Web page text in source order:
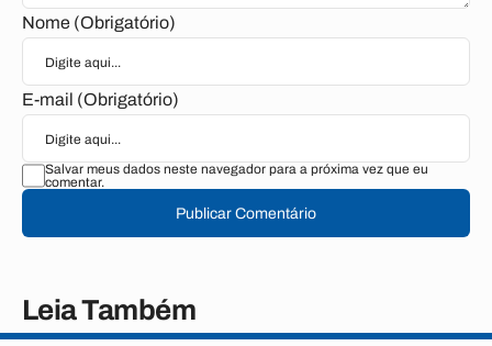
Nome (Obrigatório)
E-mail (Obrigatório)
Salvar meus dados neste navegador para a próxima vez que eu
comentar.
Publicar Comentário
Leia Também